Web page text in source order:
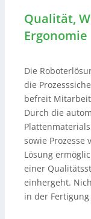
Qualität,
Ergonomie
Die
die
befreit
Durch die
sowie Prozesse
Lösung
einer
einhergeht.
in der